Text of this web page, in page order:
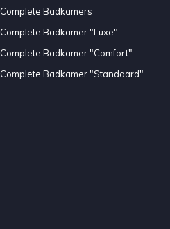
Complete Badkamers
Complete Badkamer "Luxe"
Complete Badkamer "Comfort"
Complete Badkamer "Standaard"